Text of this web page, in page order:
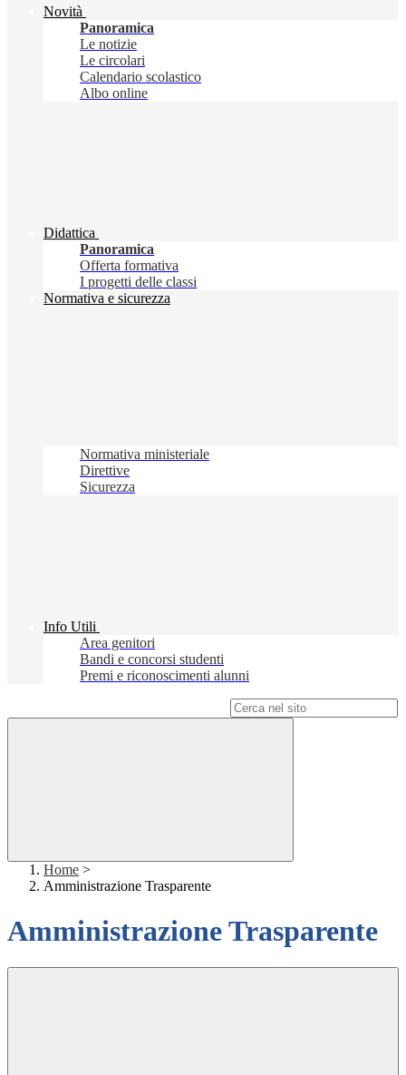
Novità
Panoramica
Le notizie
Le circolari
Calendario scolastico
Albo online
Didattica
Panoramica
Offerta formativa
I progetti delle classi
Normativa e sicurezza
Normativa ministeriale
Direttive
Sicurezza
Info Utili
Area genitori
Bandi e concorsi studenti
Premi e riconoscimenti alunni
Home >
Amministrazione Trasparente
Amministrazione Trasparente